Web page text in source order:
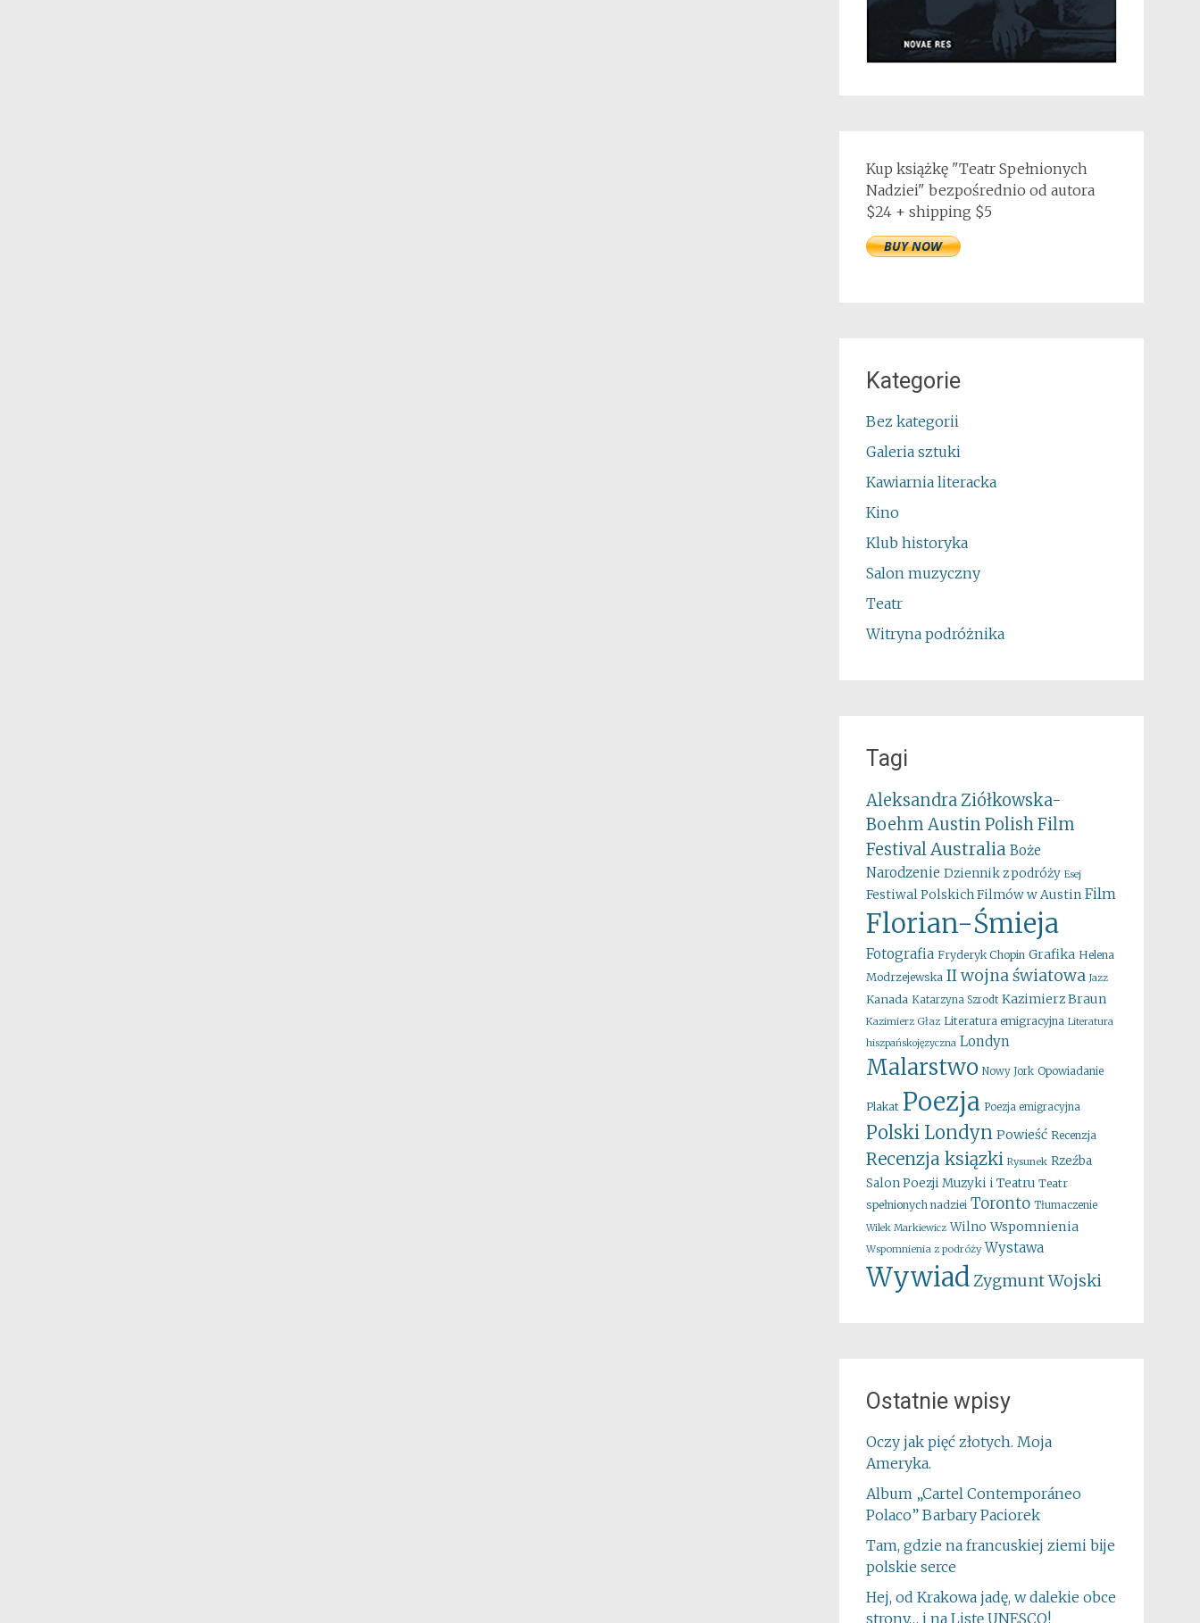
Kup książkę "Teatr Spełnionych
Nadziei" bezpośrednio od autora
$24 + shipping $5
Kategorie
Bez kategorii
Galeria sztuki
Kawiarnia literacka
Kino
Klub historyka
Salon muzyczny
Teatr
Witryna podróżnika
Tagi
Aleksandra Ziółkowska-
Boehm Austin Polish Film
FestivalAustralia Boże
Narodzenie Dziennik z podróży Esej
Festiwal Polskich Filmów w Austin Film
Florian-Śmieja
Fotografia Fryderyk Chopin Grafika Helena
Modrzejewska II wojna światowa Jazz
Kanada Katarzyna Szrodt Kazimierz Braun
Kazimierz Głaz Literatura emigracyjna Literatura
hiszpańskojęzyczna Londyn
Malarstwo Nowy Jork Opowiadanie
Plakat Poezja Poezja emigracyjna
Polski Londyn Powieść Recenzja
Recenzja ksiązki Rysunek Rzeźba
Salon Poezji Muzyki i Teatru Teatr
spełnionych nadziei Toronto Tłumaczenie
Wilek Markiewicz Wilno Wspomnienia
Wspomnienia z podróży Wystawa
WywiadZygmunt Wojski
Ostatnie wpisy
Oczy jak pięć złotych. Moja
Ameryka.
Album „Cartel Contemporáneo
Polaco” Barbary Paciorek
Tam, gdzie na francuskiej ziemi bije
polskie serce
Hej, od Krakowa jadę, w dalekie obce
strony… i na Listę UNESCO!